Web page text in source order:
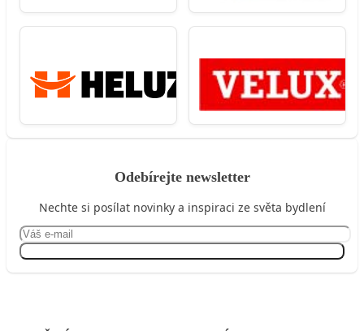
Odebírejte newsletter
Nechte si posílat novinky a inspiraci ze světa bydlení